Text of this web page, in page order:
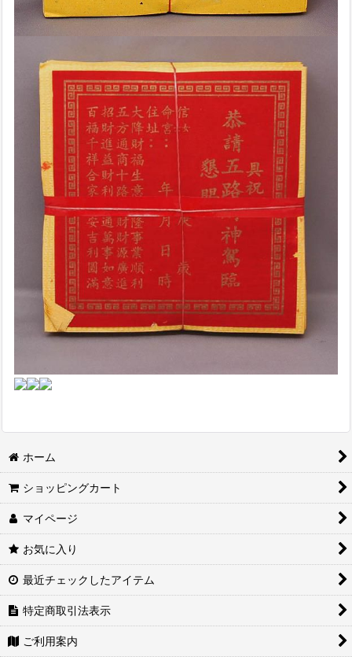
ホーム
ショッピングカート
マイページ
お気に入り
最近チェックしたアイテム
特定商取引法表示
ご利用案内